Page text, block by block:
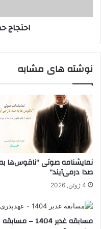
احتجاج
نوشته های مشابه
نمایشنامه صوتی “ناقوس‌ها
صدا در‌می‌آیند”
4 ژوئن, 2026
مسابقه غدیر 1404 – مسابقه